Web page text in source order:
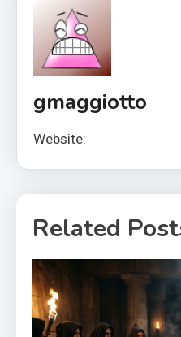
gmaggiotto
Website:
Related